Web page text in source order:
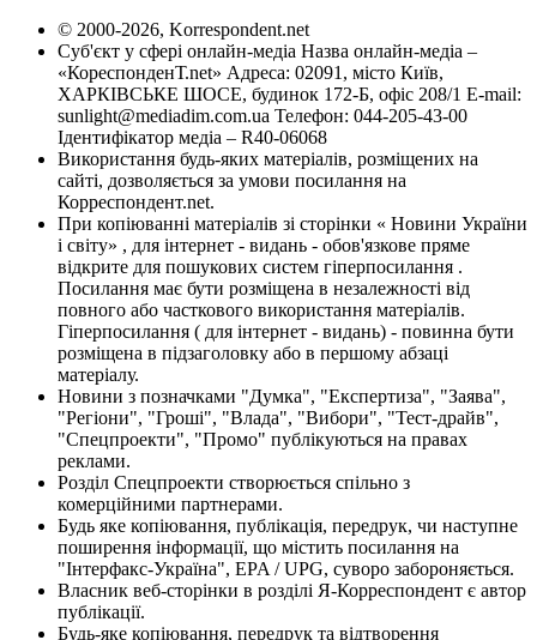
© 2000-2026, Korrespondent.net
Суб'єкт у сфері онлайн-медіа Назва онлайн-медіа –
«КореспонденТ.net» Адреса: 02091, місто Київ,
ХАРКІВСЬКЕ ШОСЕ, будинок 172-Б, офіс 208/1 E-mail:
sunlight@mediadim.com.ua Телефон: 044-205-43-00
Ідентифікатор медіа – R40-06068
Використання будь-яких матеріалів, розміщених на
сайті, дозволяється за умови посилання на
Корреспондент.net.
При копіюванні матеріалів зі сторінки « Новини України
і світу» , для інтернет - видань - обов'язкове пряме
відкрите для пошукових систем гіперпосилання .
Посилання має бути розміщена в незалежності від
повного або часткового використання матеріалів.
Гіперпосилання ( для інтернет - видань) - повинна бути
розміщена в підзаголовку або в першому абзаці
матеріалу.
Новини з позначками "Думка", "Експертиза", "Заява",
"Регіони", "Гроші", "Влада", "Вибори", "Тест-драйв",
"Спецпроекти", "Промо" публікуються на правах
реклами.
Розділ Спецпроекти створюється спільно з
комерційними партнерами.
Будь яке копіювання, публікація, передрук, чи наступне
поширення інформації, що містить посилання на
"Інтерфакс-Україна", EPA / UPG, суворо забороняється.
Власник веб-сторінки в розділі Я-Корреспондент є автор
публікації.
Будь-яке копіювання, передрук та відтворення